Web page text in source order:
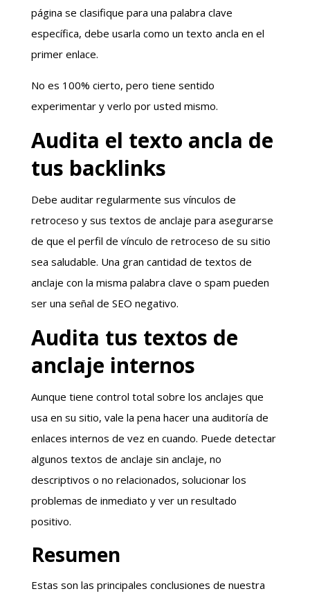
página se clasifique para una palabra clave
específica, debe usarla como un texto ancla en el
primer enlace.
No es 100% cierto, pero tiene sentido
experimentar y verlo por usted mismo.
Audita el texto ancla de
tus backlinks
Debe auditar regularmente sus vínculos de
retroceso y sus textos de anclaje para asegurarse
de que el perfil de vínculo de retroceso de su sitio
sea saludable. Una gran cantidad de textos de
anclaje con la misma palabra clave o spam pueden
ser una señal de SEO negativo.
Audita tus textos de
anclaje internos
Aunque tiene control total sobre los anclajes que
usa en su sitio, vale la pena hacer una auditoría de
enlaces internos de vez en cuando. Puede detectar
algunos textos de anclaje sin anclaje, no
descriptivos o no relacionados, solucionar los
problemas de inmediato y ver un resultado
positivo.
Resumen
Estas son las principales conclusiones de nuestra